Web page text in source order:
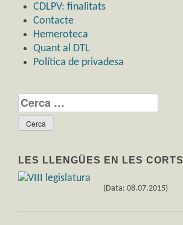
CDLPV: finalitats
Contacte
Hemeroteca
Quant al DTL
Política de privadesa
Cerca:
LES LLENGÜES EN LES CORTS
(Data: 08.07.2015)